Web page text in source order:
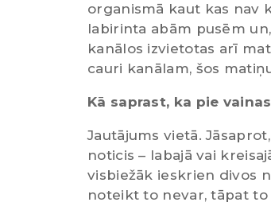
organismā kaut kas nav
labirinta abām pusēm
kanālos izvietotas arī
cauri kanālam, šos
Kā saprast, ka pie
Jautājums vietā.
noticis – labajā vai
visbiežāk ieskrien divos
noteikt to nevar, tāpat